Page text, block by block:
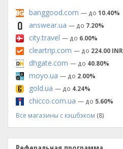
banggood.com — до 10.40%
answear.ua — до 7.20%
city.travel — до 6.00%
cleartrip.com — до 224.00 INR
dhgate.com — до 40.80%
moyo.ua — до 2.00%
gold.ua — до 4.24%
chicco.com.ua — до 5.60%
Все магазины с кэшбэком (8)